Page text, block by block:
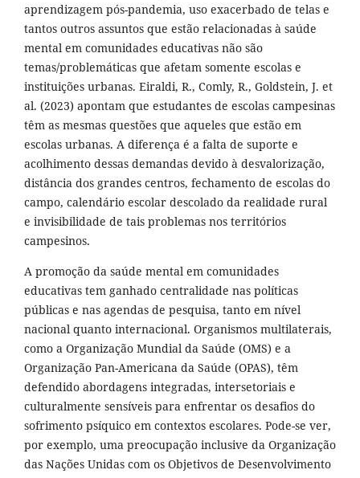
aprendizagem pós-pandemia, uso exacerbado de telas e
tantos outros assuntos que estão relacionadas à saúde
mental em comunidades educativas não são
temas/problemáticas que afetam somente escolas e
instituições urbanas. Eiraldi, R., Comly, R., Goldstein, J. et
al. (2023) apontam que estudantes de escolas campesinas
têm as mesmas questões que aqueles que estão em
escolas urbanas. A diferença é a falta de suporte e
acolhimento dessas demandas devido à desvalorização,
distância dos grandes centros, fechamento de escolas do
campo, calendário escolar descolado da realidade rural
e invisibilidade de tais problemas nos territórios
campesinos.
A promoção da saúde mental em comunidades
educativas tem ganhado centralidade nas políticas
públicas e nas agendas de pesquisa, tanto em nível
nacional quanto internacional. Organismos multilaterais,
como a Organização Mundial da Saúde (OMS) e a
Organização Pan-Americana da Saúde (OPAS), têm
defendido abordagens integradas, intersetoriais e
culturalmente sensíveis para enfrentar os desafios do
sofrimento psíquico em contextos escolares. Pode-se ver,
por exemplo, uma preocupação inclusive da Organização
das Nações Unidas com os Objetivos de Desenvolvimento